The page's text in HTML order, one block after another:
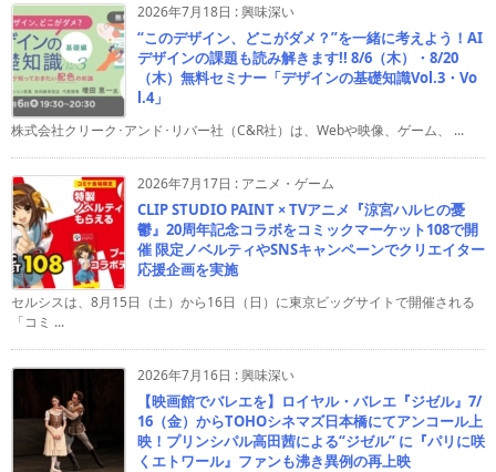
2026年7月18日 :興味深い
“このデザイン、どこがダメ？”を一緒に考えよう！AI
デザインの課題も読み解きます!! 8/6（木）・8/20
（木）無料セミナー「デザインの基礎知識Vol.3・Vo
l.4」
株式会社クリーク･アンド･リバー社（C&R社）は、Webや映像、ゲーム、 ...
2026年7月17日 : アニメ・ゲーム
CLIP STUDIO PAINT × TVアニメ『涼宮ハルヒの憂
鬱』20周年記念コラボをコミックマーケット108で開
催 限定ノベルティやSNSキャンペーンでクリエイター
応援企画を実施
セルシスは、8月15日（土）から16日（日）に東京ビッグサイトで開催される
「コミ ...
2026年7月16日 :興味深い
【映画館でバレエを】ロイヤル・バレエ『ジゼル』7/
16（金）からTOHOシネマズ日本橋にてアンコール上
映！プリンシパル高田茜による“ジゼル” に『パリに咲
くエトワール』ファンも沸き異例の再上映